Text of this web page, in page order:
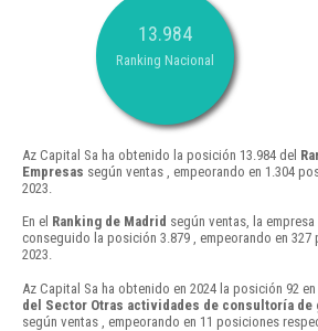
13.984
Ranking Nacional
Az Capital Sa ha obtenido la posición 13.984 del
Empresas según ventas , empeorando en 1.304
2023.
En el Ranking de Madrid según ventas, la
conseguido la posición 3.879 , empeorando en
2023.
Az Capital Sa ha obtenido en 2024 la posición 92 en
del Sector Otras actividades de consultoría
según ventas , empeorando en 11 posiciones